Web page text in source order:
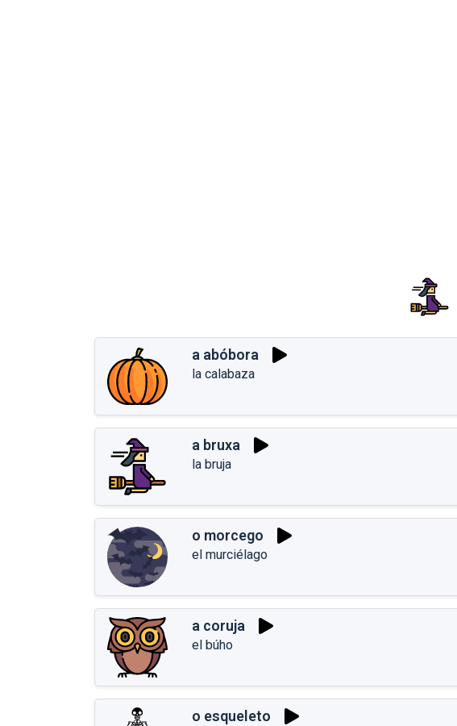
a abóbora
la calabaza
a bruxa
la bruja
o morcego
el murciélago
a coruja
el búho
o esqueleto